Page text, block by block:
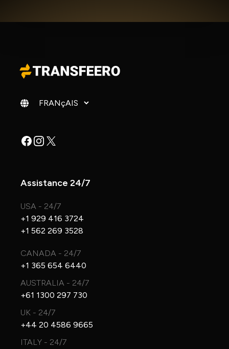
Changer de langue
Facebook
Instagram
X
Assistance 24/7
USA - 24/7
+1 929 416 3724
+1 562 269 3528
CANADA - 24/7
+1 365 654 6440
AUSTRALIA - 24/7
+61 1300 297 730
UK - 24/7
+44 20 4586 9665
ITALY - 24/7